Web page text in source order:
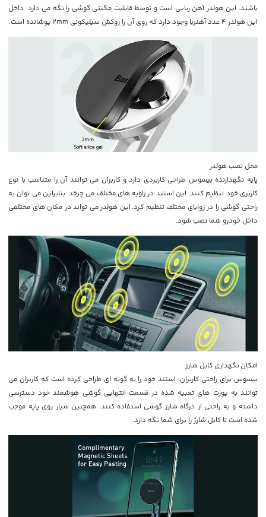
باشند. این هولدر آهن ربایی است و توسط قابلیت مگنتی گوشی را نگه می دارد. داخل
این هولدر 4 عدد آهنربا وجود دارد که روی آن را روکش سیلیکونی 2mm پوشانده است.
محل نصب هولدر
پایه نگهدارنده بیسوس طراحی کاربردی دارد و کاربران می توانند آن را متناسب با نوع
کاربری خود تنظیم کنند. این استند در زاویه های مختلف می چرخد. بنابراین می توان به
راحتی گوشی را در زوایای مختلف تنظیم کرد. این هولدر می تواند در مکان های مختلفی
داخل خودرو شما نصب شود.
امکان نگهداری کابل شارژ
بیسوس برای راحتی کاربران استند خود را به گونه ای طراحی کرده است که کاربران می
توانند به پورت های تعبیه شده در قسمت انتهایی گوشی هوشمند خود دسترسی
داشته و به راحتی از درگاه شارژ گوشی استفاده کنند. همچنین شیار روی پایه موجب
شده است تا کابل شارژ را برای شما نگه دارد.